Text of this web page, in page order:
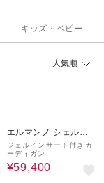
キッズ・ベビー
人気順
エルマンノ シェルヴ
ィーノ/ペセリコ
ジェルインサート付きカ
ーディガン
¥59,400